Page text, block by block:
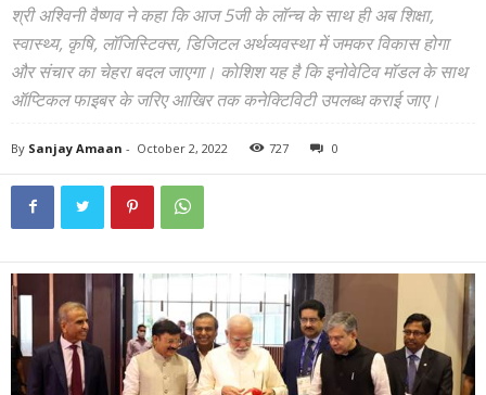
श्री अश्विनी वैष्णव ने कहा कि आज 5जी के लॉन्च के साथ ही अब शिक्षा,
स्वास्थ्य, कृषि, लॉजिस्टिक्स, डिजिटल अर्थव्यवस्था में जमकर विकास होगा
और संचार का चेहरा बदल जाएगा। कोशिश यह है कि इनोवेटिव मॉडल के साथ
ऑप्टिकल फाइबर के जरिए आखिर तक कनेक्टिविटी उपलब्ध कराई जाए।
By Sanjay Amaan - October 2, 2022 727 0